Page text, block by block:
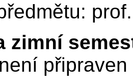
zimní
připraven